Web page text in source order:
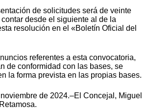
de solicitudes será de veinte
desde el siguiente al de la
resolución en el «Boletín Oficial del
referentes a esta convocatoria,
de conformidad con las bases, se
la forma prevista en las propias bases.
de 2024.–El Concejal, Miguel